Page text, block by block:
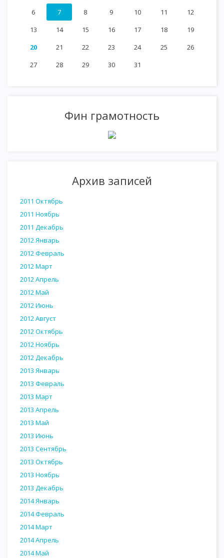
6
7 8 9 10 11
12
13
14 15 16 17 18
19
20
21 22 23 24 25
26
27
28 29 30 31
Фин грамотность
Архив записей
2011 Октябрь
2011 Ноябрь
2011 Декабрь
2012 Январь
2012 Февраль
2012 Март
2012 Апрель
2012 Май
2012 Июнь
2012 Август
2012 Октябрь
2012 Ноябрь
2012 Декабрь
2013 Январь
2013 Февраль
2013 Март
2013 Апрель
2013 Май
2013 Июнь
2013 Сентябрь
2013 Октябрь
2013 Ноябрь
2013 Декабрь
2014 Январь
2014 Февраль
2014 Март
2014 Апрель
2014 Май